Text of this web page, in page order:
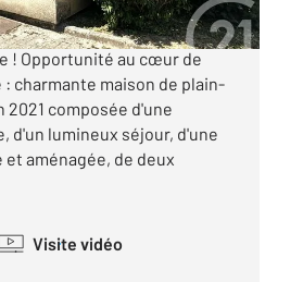
Maison de plain-pied avec
! Opportunité au cœur de
charmante maison de plain-
2021 composée d'une
d'un lumineux séjour, d'une
aménagée, de deux
Visite vidéo